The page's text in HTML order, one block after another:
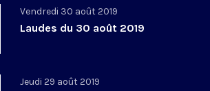
Vendredi 30 août 2019
Laudes du 30 août 2019
Jeudi 29 août 2019